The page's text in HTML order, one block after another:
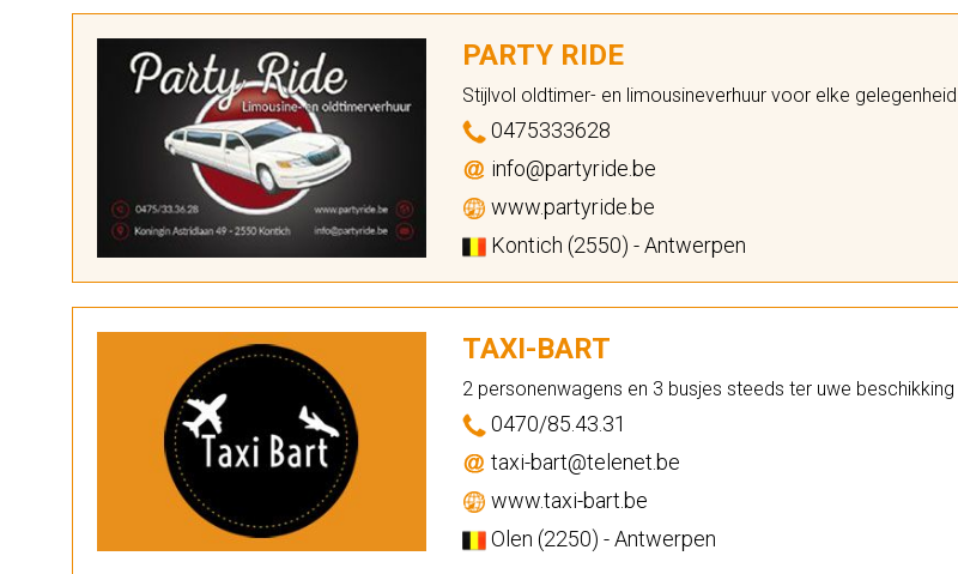
PARTY RIDE
Stijlvol oldtimer- en limousineverhuur voor elke gelegenheid
0475333628
info@partyride.be
www.partyride.be
Kontich (2550) - Antwerpen
TAXI-BART
2 personenwagens en 3 busjes steeds ter uwe beschikking
0470/85.43.31
taxi-bart@telenet.be
www.taxi-bart.be
Olen (2250) - Antwerpen